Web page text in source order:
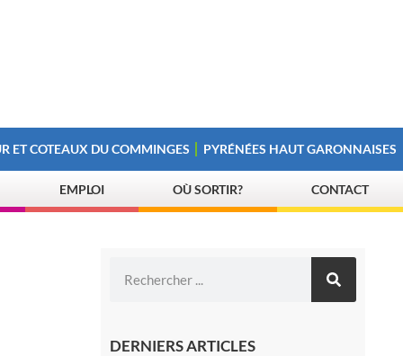
ET COTEAUX DU COMMINGES PYRÉNÉES HAUT GARONNAISES
EMPLOI OÙ SORTIR? CONTACT
DERNIERS ARTICLES